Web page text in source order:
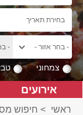
צמחוני
אירועים
ראשי > חיפוש